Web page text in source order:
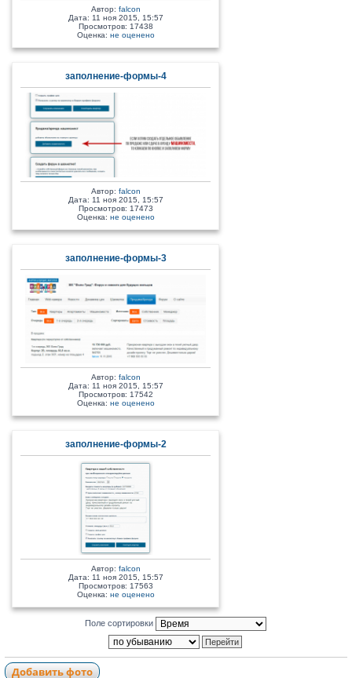
Автор: falcon
Дата: 11 ноя 2015, 15:57
Просмотров: 17438
Оценка: не оценено
заполнение-формы-4
Автор: falcon
Дата: 11 ноя 2015, 15:57
Просмотров: 17473
Оценка: не оценено
заполнение-формы-3
Автор: falcon
Дата: 11 ноя 2015, 15:57
Просмотров: 17542
Оценка: не оценено
заполнение-формы-2
Автор: falcon
Дата: 11 ноя 2015, 15:57
Просмотров: 17563
Оценка: не оценено
Поле сортировки
Добавить фото